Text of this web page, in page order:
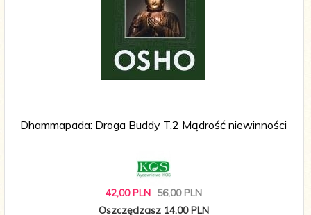
Dhammapada: Droga Buddy T.2 Mądrość niewinności
42,00 PLN 56,00 PLN
Oszczędzasz 14.00 PLN